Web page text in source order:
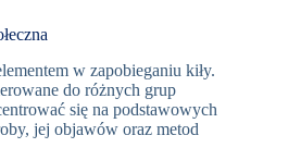
w zapobieganiu kiły.
do różnych grup
się na podstawowych
jej objawów oraz metod